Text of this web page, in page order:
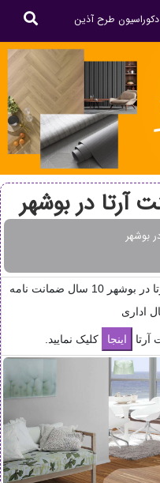
طرح آذین
آرتا در بوشهر
بوشهر
نمایندگی پارکت آرتا لمینت آرتا کفپوش آرتا در بوشهر 10 سال ضمانت نامه
آرتا کلیک نمایید.